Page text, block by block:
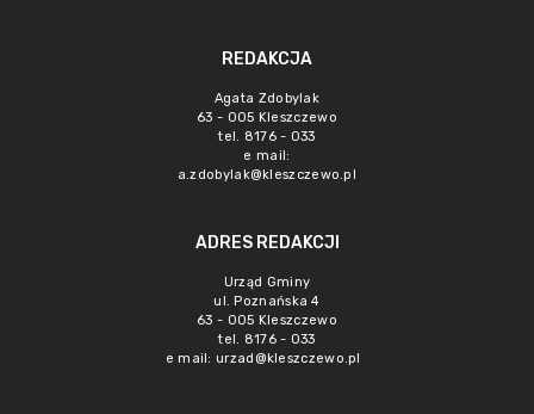
REDAKCJA
Agata Zdobylak
63 - 005 Kleszczewo
tel. 8176 - 033
e mail:
a.zdobylak@kleszczewo.pl
ADRES REDAKCJI
Urząd Gminy
ul. Poznańska 4
63 - 005 Kleszczewo
tel. 8176 - 033
e mail: urzad@kleszczewo.pl